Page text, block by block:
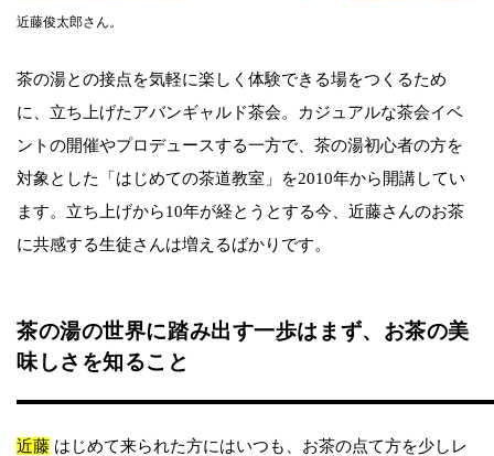
近藤俊太郎さん。
茶の湯との接点を気軽に楽しく体験できる場をつくるため
に、立ち上げたアバンギャルド茶会。カジュアルな茶会イベ
ントの開催やプロデュースする一方で、茶の湯初心者の方を
対象とした「はじめての茶道教室」を2010年から開講してい
ます。立ち上げから10年が経とうとする今、近藤さんのお茶
に共感する生徒さんは増えるばかりです。
茶の湯の世界に踏み出す一歩はまず、お茶の美
味しさを知ること
近藤 はじめて来られた方にはいつも、お茶の点て方を少しレ